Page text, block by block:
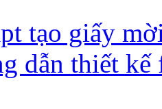
tạo giấy
dẫn thiết